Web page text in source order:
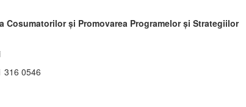
şi Promovarea Programelor şi Strategiilor
316 0546